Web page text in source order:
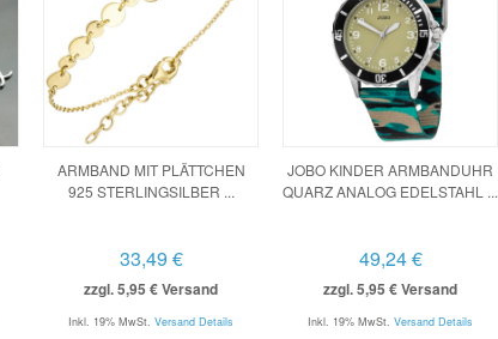
ARMBAND MIT PLÄTTCHEN
925 STERLINGSILBER ...
33,49 €
zzgl. 5,95 € Versand
Inkl. 19% MwSt. Versand Details
JOBO KINDER ARMBANDUHR
QUARZ ANALOG EDELSTAHL ...
49,24 €
zzgl. 5,95 € Versand
Inkl. 19% MwSt. Versand Details